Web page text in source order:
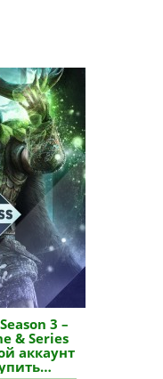
3 –
& Series
аккаунт